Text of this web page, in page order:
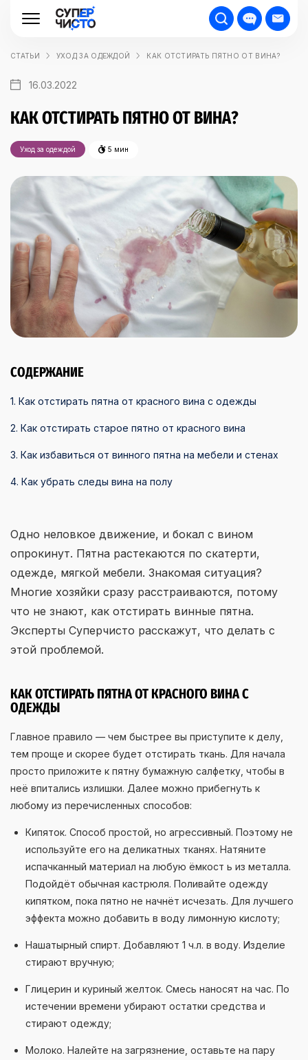
СТАТЬИ УХОД ЗА ОДЕЖДОЙ КАК ОТСТИРАТЬ ПЯТНО ОТ ВИНА?
16.03.2022
КАК ОТСТИРАТЬ ПЯТНО ОТ ВИНА?
Уход за одеждой 5 мин
СОДЕРЖАНИЕ
1. Как отстирать пятна от красного вина с одежды
2. Как отстирать старое пятно от красного вина
3. Как избавиться от винного пятна на мебели и стенах
4. Как убрать следы вина на полу
Одно неловкое движение, и бокал с вином
опрокинут. Пятна растекаются по скатерти,
одежде, мягкой мебели. Знакомая ситуация?
Многие хозяйки сразу расстраиваются, потому
что не знают, как отстирать винные пятна.
Эксперты Суперчисто расскажут, что делать с
этой проблемой.
КАК ОТСТИРАТЬ ПЯТНА ОТ КРАСНОГО ВИНА С
ОДЕЖДЫ
Главное правило — чем быстрее вы приступите к делу,
тем проще и скорее будет отстирать ткань. Для начала
просто приложите к пятну бумажную салфетку, чтобы в
неё впитались излишки. Далее можно прибегнуть к
любому из перечисленных способов:
Кипяток. Способ простой, но агрессивный. Поэтому не
используйте его на деликатных тканях. Натяните
испачканный материал на любую ёмкост ь из металла.
Подойдёт обычная кастрюля. Поливайте одежду
кипятком, пока пятно не начнёт исчезать. Для лучшего
эффекта можно добавить в воду лимонную кислоту;
Нашатырный спирт. Добавляют 1 ч.л. в воду. Изделие
стирают вручную;
Глицерин и куриный желток. Смесь наносят на час. По
истечении времени убирают остатки средства и
стирают одежду;
Молоко. Налейте на загрязнение, оставьте на пару